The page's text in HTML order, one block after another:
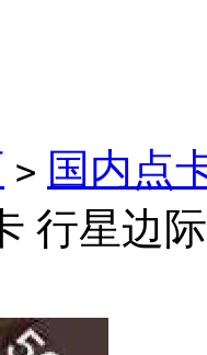
> 国内点
行星边